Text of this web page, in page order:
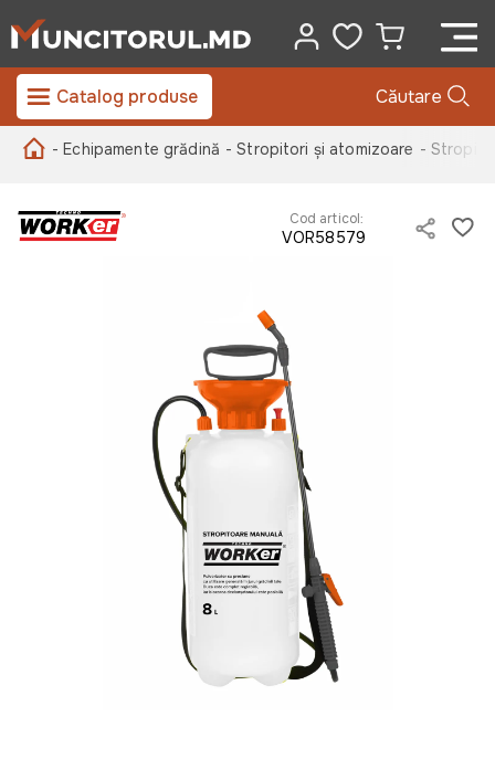
Catalog produse Căutare
- Echipamente grădină - Stropitori și atomizoare -
Cod articol:
VOR58579